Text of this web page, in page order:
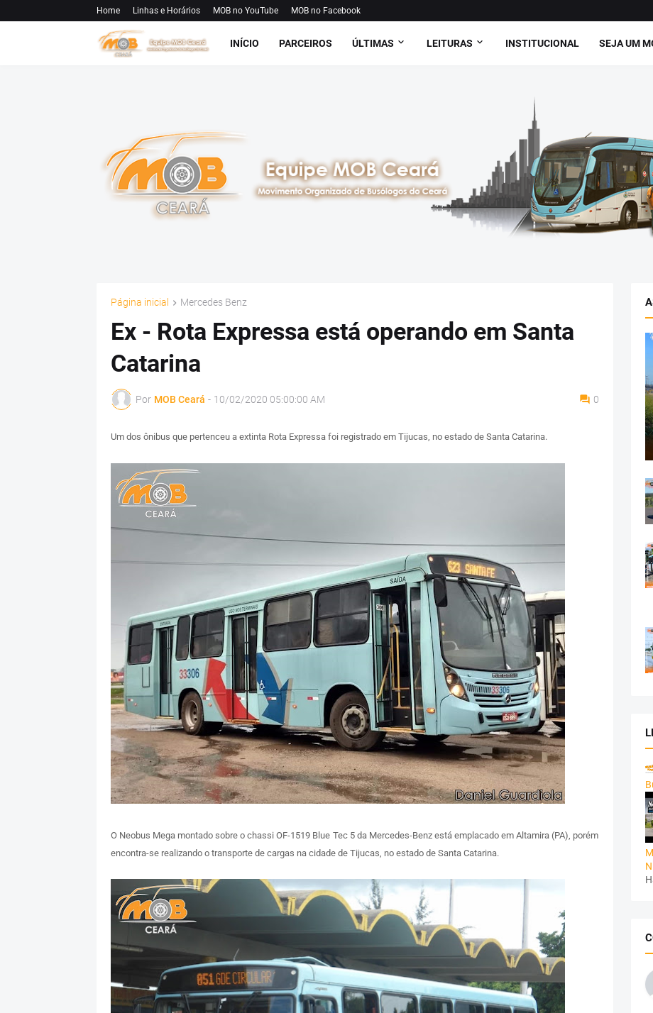
Home Linhas e Horários MOB no YouTube MOB no Facebook
INÍCIO PARCEIROS ÚLTIMAS LEITURAS INSTITUCIONAL SEJA UM
Página inicial Mercedes Benz
Ex - Rota Expressa está operando em Santa
Catarina
Por MOB Ceará - 10/02/2020 05:00:00 AM 0
Um dos ônibus que pertenceu a extinta Rota Expressa foi registrado em Tijucas, no estado de Santa Catarina.
O Neobus Mega montado sobre o chassi OF-1519 Blue Tec 5 da Mercedes-Benz está emplacado em Altamira (PA), porém
encontra-se realizando o transporte de cargas na cidade de Tijucas, no estado de Santa Catarina.